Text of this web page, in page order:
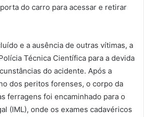
do carro para acessar e retirar
e a ausência de outras vítimas, a
Técnica Científica para a devida
do acidente. Após a
dos peritos forenses, o corpo da
ferragens foi encaminhado para o
(IML), onde os exames cadavéricos